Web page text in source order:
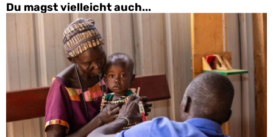
Du magst vielleicht auch...